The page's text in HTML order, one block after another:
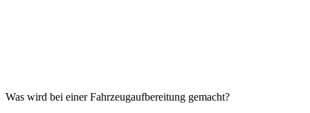
Was wird bei einer Fahrzeugaufbereitung gemacht?